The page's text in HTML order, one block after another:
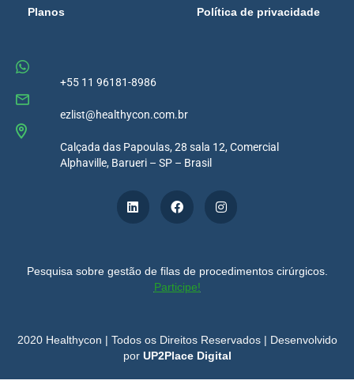
Planos Política de privacidade
+55 11 96181-8986
ezlist@healthycon.com.br
Calçada das Papoulas, 28 sala 12, Comercial
Alphaville, Barueri – SP – Brasil
Pesquisa sobre gestão de filas de procedimentos cirúrgicos.
Participe!
2020 Healthycon | Todos os Direitos Reservados | Desenvolvido
por UP2Place Digital